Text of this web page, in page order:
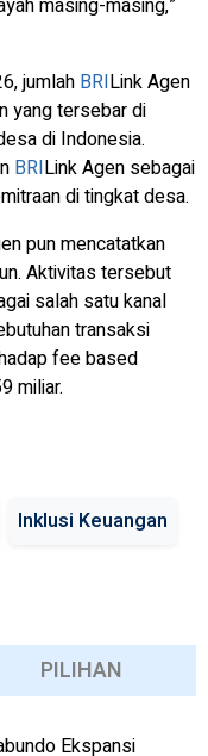
masing-masing,”
jumlah BRILink Agen
yang tersebar di
di Indonesia.
BRILink Agen sebagai
di tingkat desa.
pun mencatatkan
Aktivitas tersebut
salah satu kanal
transaksi
fee based
miliar.
Inklusi Keuangan
PILIHAN
Ekspansi